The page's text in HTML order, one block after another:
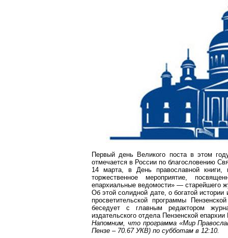
Первый день Великого поста в этом
отмечается в России по благословению
14 марта, в День православной книги,
торжественное мероприятие,
епархиальные ведомости» — старейшего
Об этой солидной дате, о богатой
просветительской программы
беседует с главным редактором
издательского отдела Пензенской
Напомним, что программа «Мир
Пензе – 70.67 УКВ) по субботам в 12:10.